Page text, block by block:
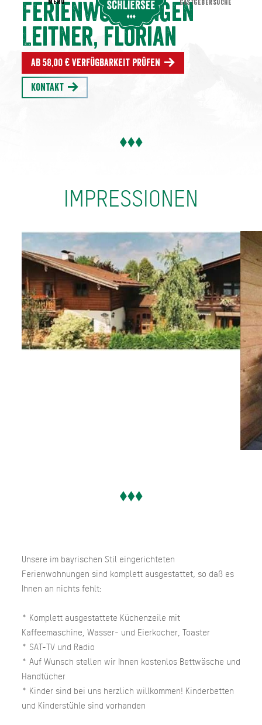
Ferienwohnungen
Leitner, Florian
Ab 58,00 € Verfügbarkeit prüfen
Kontakt
IMPRESSIONEN
Unsere im bayrischen Stil eingerichteten
Ferienwohnungen sind komplett ausgestattet, so daß es
Ihnen an nichts fehlt:
* Komplett ausgestattete Küchenzeile mit
Kaffeemaschine, Wasser- und Eierkocher, Toaster
* SAT-TV und Radio
* Auf Wunsch stellen wir Ihnen kostenlos Bettwäsche und
Handtücher
* Kinder sind bei uns herzlich willkommen! Kinderbetten
und Kinderstühle sind vorhanden
MENU GASTGEBERSUCHE